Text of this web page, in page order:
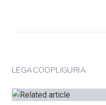
LEGACOOPLIGURIA